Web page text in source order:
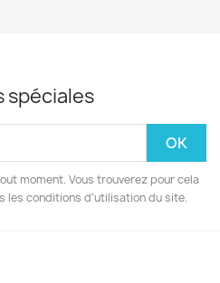
spéciales
moment. Vous trouverez pour cela
les conditions d'utilisation du site.